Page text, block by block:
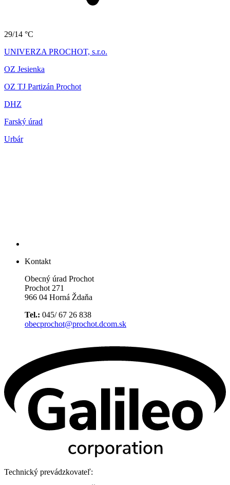
29/14 °C
UNIVERZA PROCHOT, s.r.o.
OZ Jesienka
OZ TJ Partizán Prochot
DHZ
Farský úrad
Urbár
Kontakt
Obecný úrad Prochot
Prochot 271
966 04 Horná Ždaňa
Tel.: 045/ 67 26 838
obecprochot@prochot.dcom.sk
Technický prevádzkovateľ: